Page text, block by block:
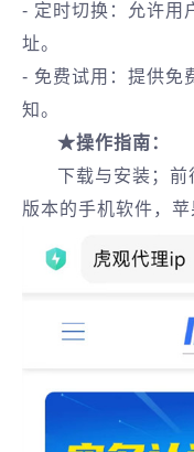
- 定时切换：允许用
址。
- 免费试用：提供免
知。
★操作指南：
下载与安装‌；
版本的手机软件，苹